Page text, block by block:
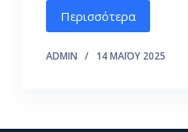
Περισσότερα
ADMIN 14 ΜΑΪ́ΟΥ 2025